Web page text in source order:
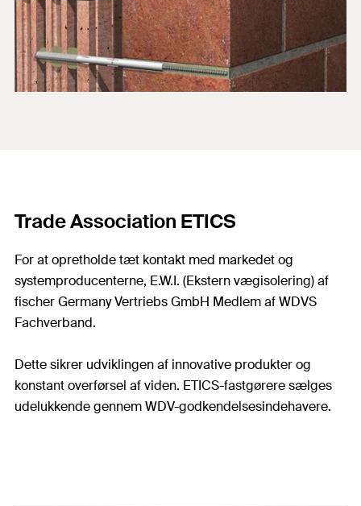
Trade Association ETICS
For at opretholde tæt kontakt med markedet og
systemproducenterne, E.W.I. (Ekstern vægisolering) af
fischer Germany Vertriebs GmbH Medlem af WDVS
Fachverband.
Dette sikrer udviklingen af innovative produkter og
konstant overførsel af viden. ETICS-fastgørere sælges
udelukkende gennem WDV-godkendelsesindehavere.